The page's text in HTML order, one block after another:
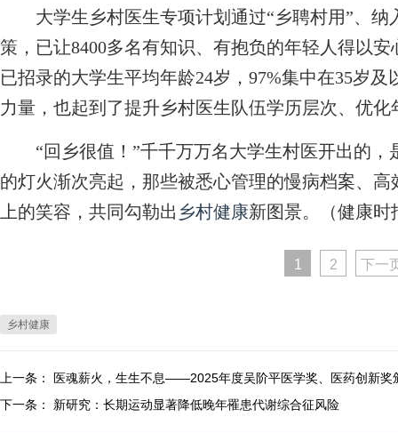
大学生乡村医生专项计划通过“乡聘村用”、纳
策，已让8400多名有知识、有抱负的年轻人得以
已招录的大学生平均年龄24岁，97%集中在35岁
力量，也起到了提升乡村医生队伍学历层次、优化
“回乡很值！”千千万万名大学生村医开出的，
的灯火渐次亮起，那些被悉心管理的慢病档案、
上的笑容，共同勾勒出 乡村健康新图景。（健康时
1 2 下一
乡村健康
上一条：
医魂薪火，生生不息——2025年度吴阶平医学奖、医药创新奖
下一条： 新研究：长期运动显著降低晚年罹患代谢综合征风险